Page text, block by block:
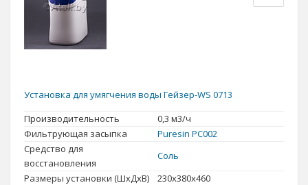
Установка для умягчения воды Гейзер-WS 0713
Производительность
0,3 м3/ч
Фильтрующая засыпка
Puresin PC002
Средство для
восстановления
Соль
Размеры установки (ШхДхВ)
230x380x460